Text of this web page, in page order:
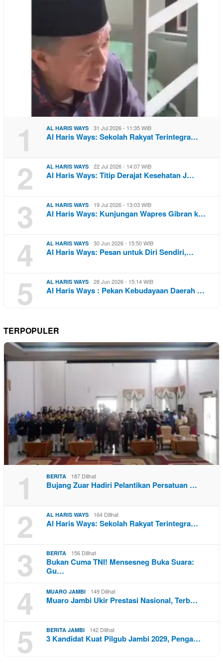
1 AL HARIS WAYS 31 Jul 2026 - 11:35 WIB
Al Haris Ways: Sekolah Rakyat Terintegra…
2 AL HARIS WAYS 22 Jul 2026 - 14:07 WIB
Al Haris Ways: Titip Derajat Kesehatan J…
3 AL HARIS WAYS 19 Jul 2026 - 13:03 WIB
Al Haris Ways: Kunjungan Wapres Gibran k…
4 AL HARIS WAYS 30 Jun 2026 - 15:50 WIB
Al Haris Ways: Pesan untuk Diri Sendiri,…
5 AL HARIS WAYS 28 Jun 2026 - 15:14 WIB
Al Haris Ways : Pekan Kebudayaan Daerah …
TERPOPULER
1 BERITA 187 Dilihat
Bujang Zuar Hadiri Pelantikan Persatuan …
2 AL HARIS WAYS 164 Dilihat
Al Haris Ways: Sekolah Rakyat Terintegra…
3 BERITA 156 Dilihat
Bukan Cuma TNI! Mensesneg Buka Suara:
Gu…
4 MUARO JAMBI 149 Dilihat
Muaro Jambi Ukir Prestasi Nasional, Terb…
5 BERITA JAMBI 142 Dilihat
3 Kandidat Kuat Pilgub Jambi 2029, Penga…